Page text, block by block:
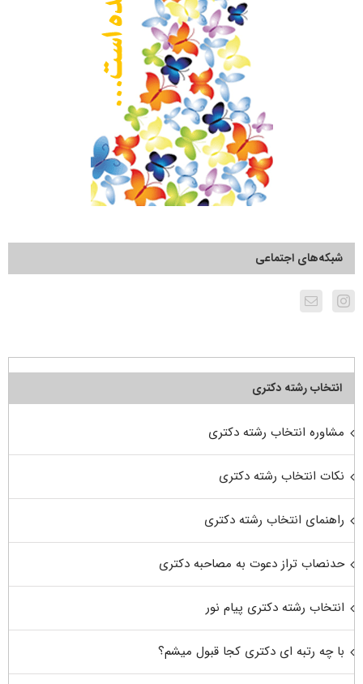
شبکه‌های اجتماعی
انتخاب رشته دکتری
مشاوره انتخاب رشته دکتری
نکات انتخاب رشته دکتری
راهنمای انتخاب رشته دکتری
حدنصاب تراز دعوت به مصاحبه دکتری
انتخاب رشته دکتری پیام نور
با چه رتبه ای دکتری کجا قبول میشم؟